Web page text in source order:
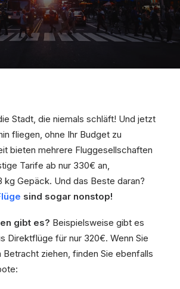
Stadt, die niemals schläft! Und jetzt
fliegen, ohne Ihr Budget zu
bieten mehrere Fluggesellschaften
Tarife ab nur 330€ an,
kg Gepäck. Und das Beste daran?
sind sogar nonstop!
gibt es? Beispielsweise gibt es
Direktflüge für nur 320€. Wenn Sie
Betracht ziehen, finden Sie ebenfalls